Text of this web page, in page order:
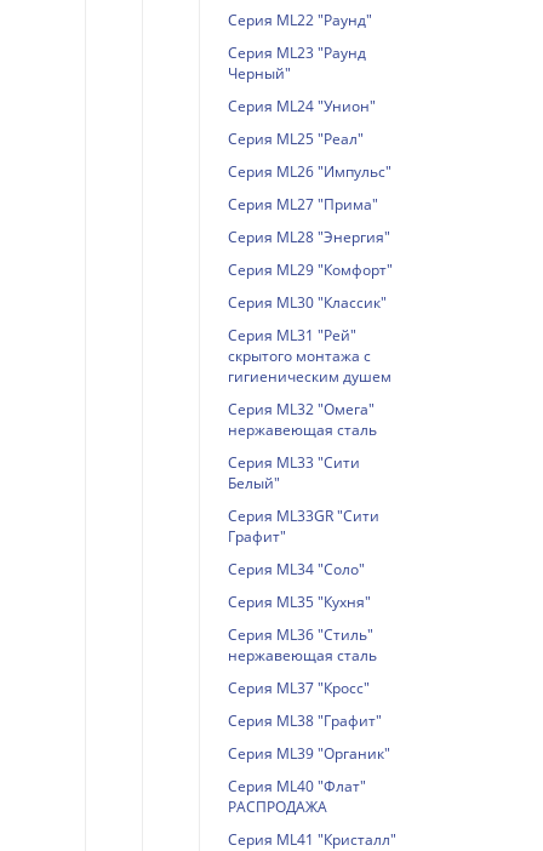
Серия ML22 "Раунд"
Серия ML23 "Раунд
Черный"
Серия ML24 "Унион"
Серия ML25 "Реал"
Серия ML26 "Импульс"
Серия ML27 "Прима"
Серия ML28 "Энергия"
Серия ML29 "Комфорт"
Серия ML30 "Классик"
Серия ML31 "Рей"
скрытого монтажа с
гигиеническим душем
Серия ML32 "Омега"
нержавеющая сталь
Серия ML33 "Сити
Белый"
Серия ML33GR "Сити
Графит"
Серия ML34 "Соло"
Серия ML35 "Кухня"
Серия ML36 "Стиль"
нержавеющая сталь
Серия ML37 "Кросс"
Серия ML38 "Графит"
Серия ML39 "Органик"
Серия ML40 "Флат"
РАСПРОДАЖА
Серия ML41 "Кристалл"